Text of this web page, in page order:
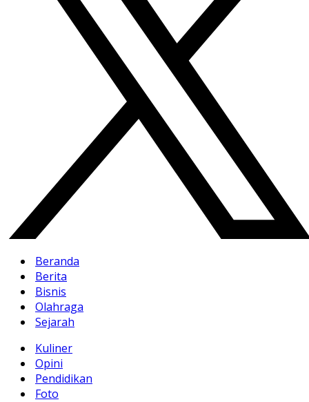
Beranda
Berita
Bisnis
Olahraga
Sejarah
Kuliner
Opini
Pendidikan
Foto